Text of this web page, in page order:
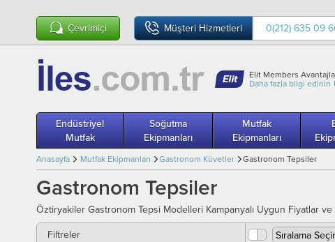
Çevrimiçi Müşteri Hizmetleri 0(212) 635 09
Elit Members
Daha fazla bilgi edinin
Endüstriyel
Mutfak
Soğutma
Ekipmanları
Mutfak
Ekipmanları
Anasayfa Mutfak Ekipmanları Gastronom Küvetler Gastronom Tepsiler
Gastronom Tepsiler
Öztiryakiler Gastronom Tepsi Modelleri Kampanyalı Uygun Fiyatlar
Filtreler